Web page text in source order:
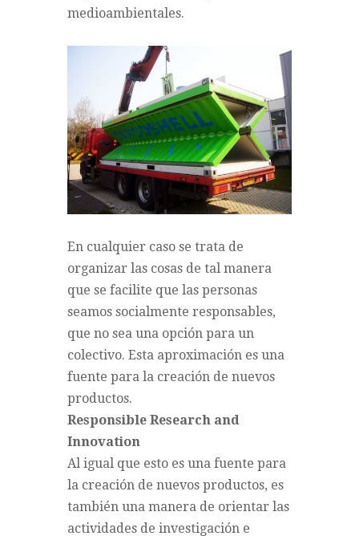
medioambientales.
En cualquier caso se trata de
organizar las cosas de tal manera
que se facilite que las personas
seamos socialmente responsables,
que no sea una opción para un
colectivo. Esta aproximación es una
fuente para la creación de nuevos
productos.
Responsible Research and
Innovation
Al igual que esto es una fuente para
la creación de nuevos productos, es
también una manera de orientar las
actividades de investigación e